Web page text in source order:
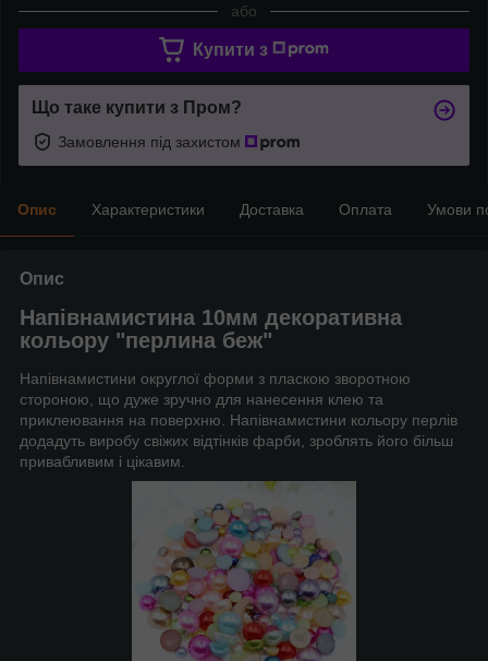
або
Купити з
Що таке купити з Пром?
Замовлення під захистом
Опис Характеристики Доставка Оплата Умови
Опис
Напівнамистина 10мм декоративна
кольору "перлина беж"
Напівнамистини округлої форми з пласкою зворотною
стороною, що дуже зручно для нанесення клею та
приклеювання на поверхню. Напівнамистини кольору перлів
додадуть виробу свіжих відтінків фарби, зроблять його більш
привабливим і цікавим.